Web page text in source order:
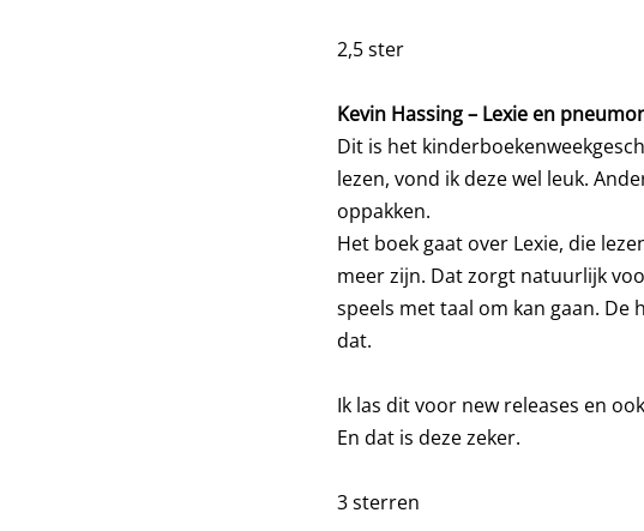
2,5 ster
Kevin Hassing – Lexie en
Dit is het
lezen, vond ik deze wel leuk.
oppakken.
Het boek gaat over Lexie, die
meer zijn. Dat zorgt natuurlijk
speels met taal om kan gaan.
dat.
Ik las dit voor new releases en
En dat is deze zeker.
3 sterren